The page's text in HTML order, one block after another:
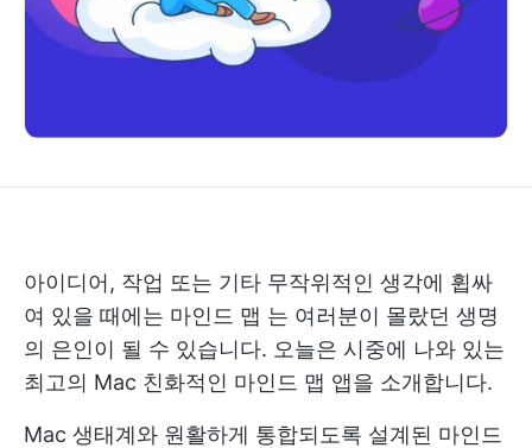
아이디어, 작업 또는 기타 무작위적인 생각에 휩싸
여 있을 때에는 마인드 맵 는 여러분이 몰랐던 생명
의 은인이 될 수 있습니다. 오늘은 시중에 나와 있는
최고의 Mac 친화적인 마인드 맵 앱을 소개합니다.
Mac 생태계와 원활하게 통합되도록 설계된 마인드